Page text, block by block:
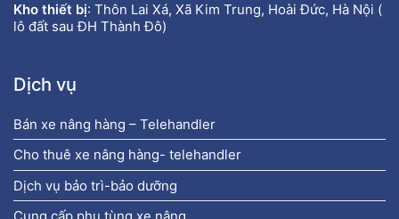
Kho thiết bị: Thôn Lai Xá, Xã Kim Trung, Hoài Đức, Hà Nội (
lô đất sau ĐH Thành Đô)
Dịch vụ
Bán xe nâng hàng – Telehandler
Cho thuê xe nâng hàng- telehandler
Dịch vụ bảo trì-bảo dưỡng